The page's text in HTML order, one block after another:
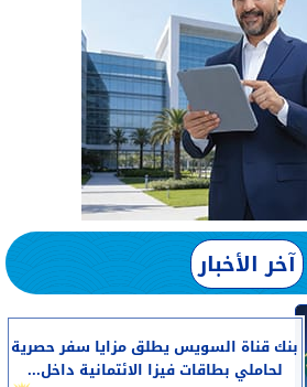
آخر الأخبار
بنك قناة السويس يطلق مزايا سفر حصرية
لحاملي بطاقات فيزا الائتمانية داخل...